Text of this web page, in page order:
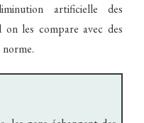
artificielle des
les compare avec des
norme.